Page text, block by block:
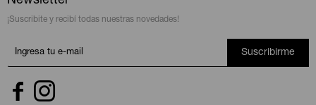
¡Suscribite y recibí todas nuestras novedades!
Suscribirme
 